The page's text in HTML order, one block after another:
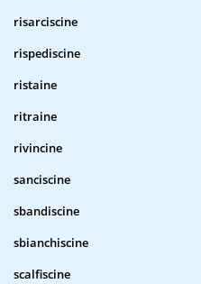
risarciscine
rispediscine
ristaine
ritraine
rivincine
sanciscine
sbandiscine
sbianchiscine
scalfiscine